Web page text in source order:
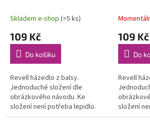
Skladem e-shop (>5 ks)
109 Kč
Do košíku
Revell házedlo z balsy.
Jednoduché složení dle
obrázkového návodu. Ke
složení není potřeba lepidlo.
Doporučujeme, aby model
109 Kč
Do
Revell
složení